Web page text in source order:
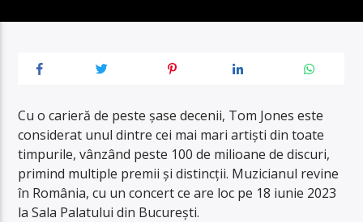
Cu o carieră de peste șase decenii, Tom Jones este
considerat unul dintre cei mai mari artiști din toate
timpurile, vânzând peste 100 de milioane de discuri,
primind multiple premii și distincții. Muzicianul revine
în România, cu un concert ce are loc pe 18 iunie 2023
la Sala Palatului din București.